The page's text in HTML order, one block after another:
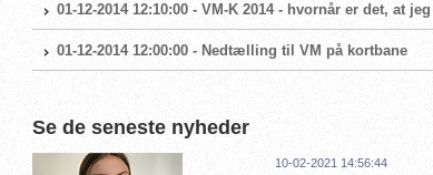
01-12-2014 12:10:00 - VM-K 2014 - hvornår er det, at
01-12-2014 12:00:00 - Nedtælling til VM på kortbane
Se de seneste nyheder
10-02-2021 14:56:44